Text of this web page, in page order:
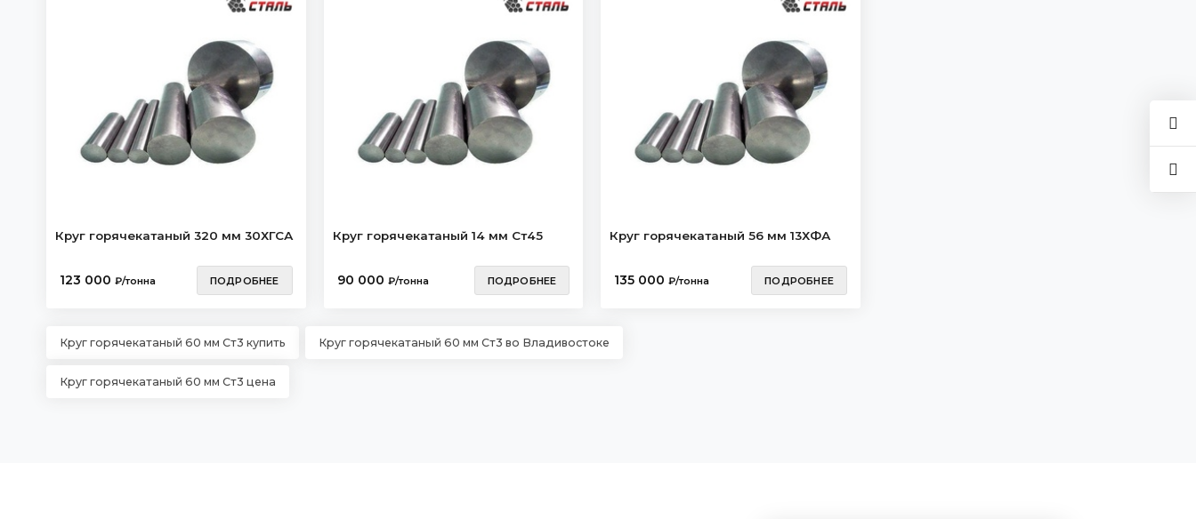
Круг горячекатаный 320 мм 30ХГСА
123 000 ₽/тонна ПОДРОБНЕЕ
Круг горячекатаный 14 мм Ст45
90 000 ₽/тонна ПОДРОБНЕЕ
Круг горячекатаный 56 мм 13ХФА
135 000₽/тонна ПОДРОБНЕЕ
Круг горячекатаный 60 мм Ст3 купить Круг горячекатаный 60 мм Ст3 во Владивостоке
Круг горячекатаный 60 мм Ст3 цена